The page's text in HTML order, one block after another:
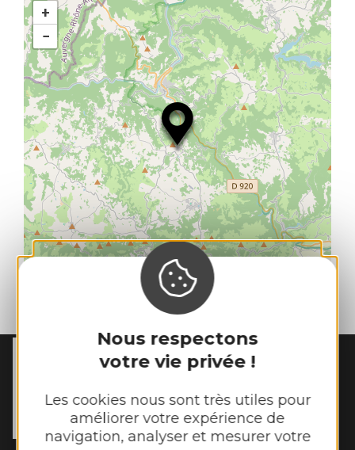
Nous respectons
votre vie privée !
Les cookies nous sont très utiles pour
améliorer votre expérience de
navigation, analyser et mesurer votre
+
−
Leaflet | Map data ©OpenStreetMap contributors
MAIRIE DESÉNERGUES
12320 Sénergues
Tél. : 05 65 69 85 72